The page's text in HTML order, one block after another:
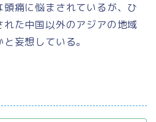
痛に悩まされているが、ひ
た中国以外のアジアの地域
妄想している。